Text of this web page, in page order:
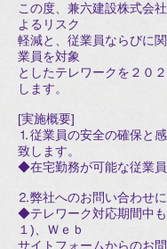
この度、兼六建設株式会
よるリスク
軽減と、従業員ならびに
業員を対象
としたテレワークを２０
します。
[実施概要]
⒈従業員の安全の確保と
致します。
◆在宅勤務が可能な従業
⒉弊社へのお問い合わせ
◆テレワーク対応期間中
１)、Ｗｅｂ
サイトフォームからのお